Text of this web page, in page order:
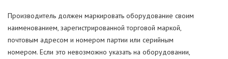
Производитель должен маркировать оборудование своим
наименованием, зарегистрированной торговой маркой,
почтовым адресом и номером партии или серийным
номером. Если это невозможно указать на оборудовании,